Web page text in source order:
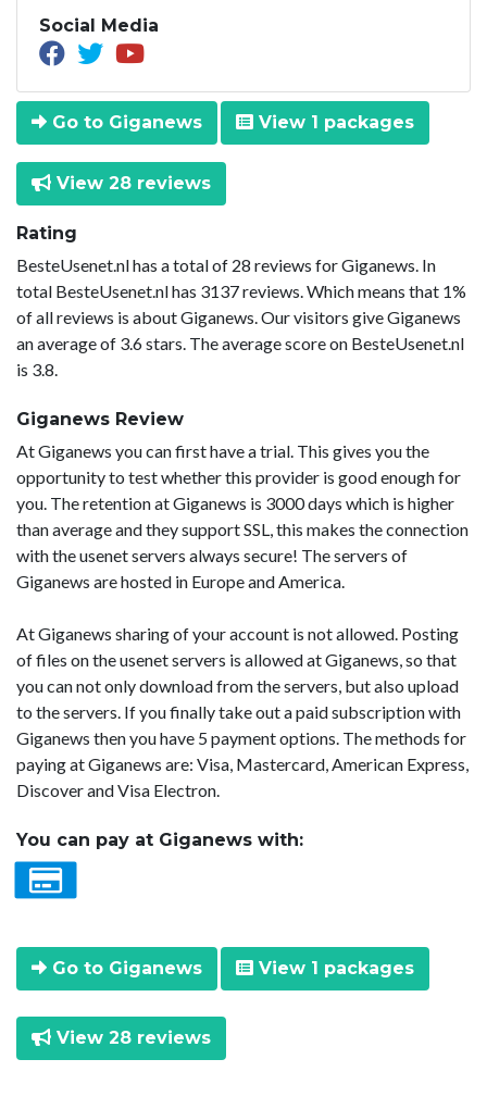
Social Media
Go to Giganews View 1 packages
View 28 reviews
Rating
BesteUsenet.nl has a total of 28 reviews for Giganews. In
total BesteUsenet.nl has 3137 reviews. Which means that 1%
of all reviews is about Giganews. Our visitors give Giganews
an average of 3.6 stars. The average score on BesteUsenet.nl
is 3.8.
Giganews Review
At Giganews you can first have a trial. This gives you the
opportunity to test whether this provider is good enough for
you. The retention at Giganews is 3000 days which is higher
than average and they support SSL, this makes the connection
with the usenet servers always secure! The servers of
Giganews are hosted in Europe and America.
At Giganews sharing of your account is not allowed. Posting
of files on the usenet servers is allowed at Giganews, so that
you can not only download from the servers, but also upload
to the servers. If you finally take out a paid subscription with
Giganews then you have 5 payment options. The methods for
paying at Giganews are: Visa, Mastercard, American Express,
Discover and Visa Electron.
You can pay at Giganews with:
Go to Giganews View 1 packages
View 28 reviews